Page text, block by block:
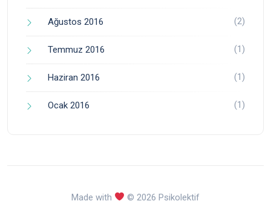
Ağustos 2016 (2)
Temmuz 2016 (1)
Haziran 2016 (1)
Ocak 2016 (1)
Made with © 2026 Psikolektif